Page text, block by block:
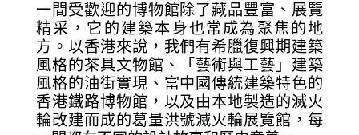
一間受歡迎的博物館除了藏品豐富、展覽
精采，它的建築本身也常成為聚焦的地
方。以香港來說，我們有希臘復興期建築
風格的茶具文物館、「藝術與工藝」建築
風格的油街實現、富中國傳統建築特色的
香港鐵路博物館，以及由本地製造的滅火
輪改建而成的葛量洪號滅火輪展覽館，每